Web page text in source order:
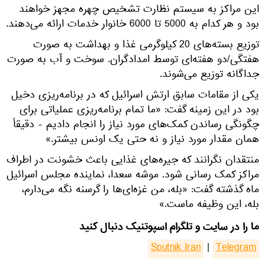
این مراکز به سیستم نظارت تشخیص چهره مجهز خواهند
بود و هر کدام به 5000 تا 6000 خانوار خدمات ارائه می‌دهند.
توزیع بسته‌های 20 کیلوگرمی غذا و بهداشت به صورت
هفتگی/دو هفته‌ای توسط امدادگران. سوخت و آب به صورت
جداگانه توزیع می‌شوند.
یکی از مقامات سابق ارتش اسرائیل که در برنامه‌ریزی دخیل
بود در این زمینه گفت: «ما تمام برنامه‌ریزی عملیاتی برای
چگونگی رساندن کمک‌های مورد نیاز را انجام دادیم - دقیقاً
همان مقدار مورد نیاز و نه حتی یک اونس بیشتر.»
منتقدان نگرانند که جیره‌های غذایی باعث خشونت در اطراف
مراکز کمک رسانی شود. موشه سعدا، نماینده مجلس اسرائیل
ماه گذشته گفت: «بله، من غزه‌ای‌ها را گرسنه نگه می‌دارم،
بله، این وظیفه ماست.»
ما را در سایت و تلگرام اسپوتنیک دنبال کنید
Sputnik Iran | Telegram